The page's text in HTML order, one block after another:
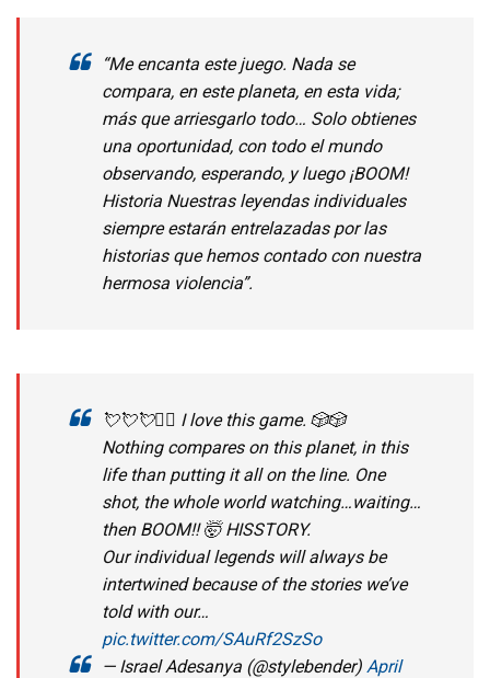
“Me encanta este juego. Nada se
compara, en este planeta, en esta vida;
más que arriesgarlo todo… Solo obtienes
una oportunidad, con todo el mundo
observando, esperando, y luego ¡BOOM!
Historia Nuestras leyendas individuales
siempre estarán entrelazadas por las
historias que hemos contado con nuestra
hermosa violencia”.
💘💘💘❤️‍🔥 I love this game. 🎲🎲
Nothing compares on this planet, in this
life than putting it all on the line. One
shot, the whole world watching…waiting…
then BOOM!! 🤯 HISSTORY.
Our individual legends will always be
intertwined because of the stories we’ve
told with our…
pic.twitter.com/SAuRf2SzSo
— Israel Adesanya (@stylebender) April